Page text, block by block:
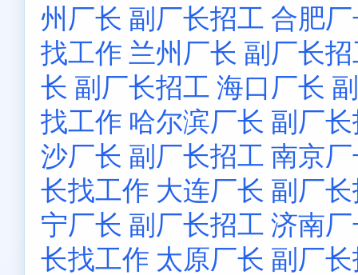
州厂长 副厂长招工 合肥
找工作 兰州厂长 副厂长
长 副厂长招工 海口厂长
找工作 哈尔滨厂长 副厂
沙厂长 副厂长招工 南京
长找工作 大连厂长 副厂
宁厂长 副厂长招工 济南
长找工作 太原厂长 副厂